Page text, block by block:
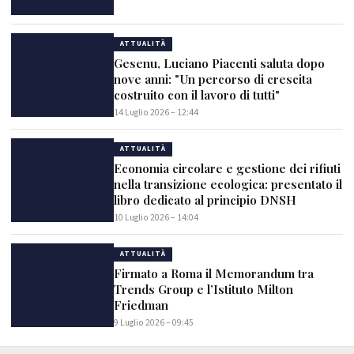
ATTUALITÀ
Gesenu, Luciano Piacenti saluta dopo
nove anni: "Un percorso di crescita
costruito con il lavoro di tutti"
14 Luglio 2026 – 12:44
ATTUALITÀ
Economia circolare e gestione dei rifiuti
nella transizione ecologica: presentato il
libro dedicato al principio DNSH
10 Luglio 2026 – 14:04
ATTUALITÀ
Firmato a Roma il Memorandum tra
Trends Group e l’Istituto Milton
Friedman
9 Luglio 2026 – 09:45